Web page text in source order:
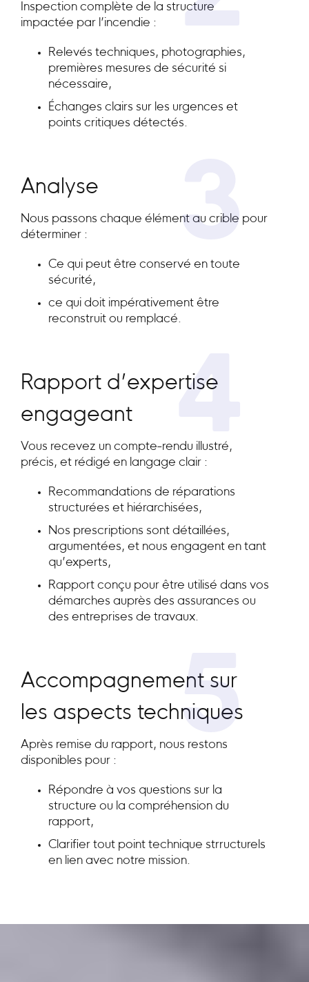
Inspection complète de la structure
impactée par l’incendie :
Relevés techniques, photographies,
premières mesures de sécurité si
nécessaire,
Échanges clairs sur les urgences et
points critiques détectés.
3
Analyse
Nous passons chaque élément au crible pour
déterminer :
Ce qui peut être conservé en toute
sécurité,
ce qui doit impérativement être
reconstruit ou remplacé.
4
Rapport d’expertise
engageant
Vous recevez un compte-rendu illustré,
précis, et rédigé en langage clair :
Recommandations de réparations
structurées et hiérarchisées,
Nos prescriptions sont détaillées,
argumentées, et nous engagent en tant
qu’experts,
Rapport conçu pour être utilisé dans vos
démarches auprès des assurances ou
des entreprises de travaux.
5
Accompagnement sur
les aspects techniques
Après remise du rapport, nous restons
disponibles pour :
Répondre à vos questions sur la
structure ou la compréhension du
rapport,
Clarifier tout point technique strructurels
en lien avec notre mission.